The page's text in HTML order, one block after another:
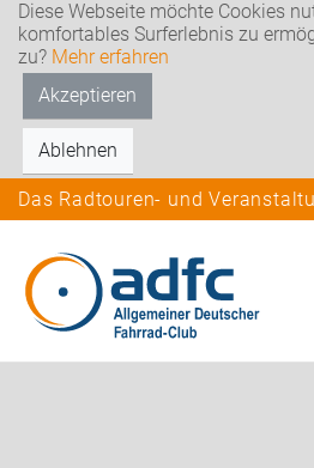
Diese Webseite möchte Cookies
komfortables Surferlebnis zu
zu? Mehr erfahren
Akzeptieren
Ablehnen
Das Radtouren- und